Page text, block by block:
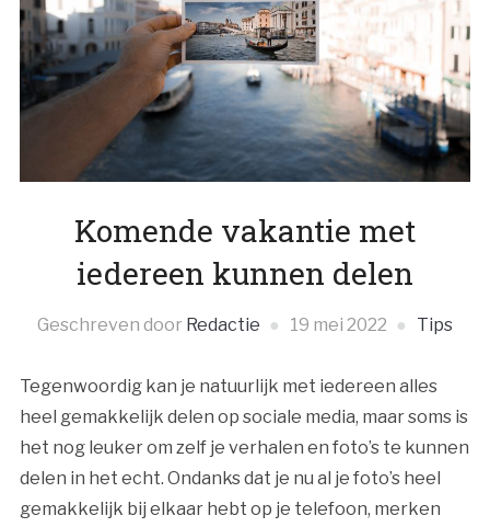
Komende vakantie met
iedereen kunnen delen
Geschreven door Redactie 19 mei 2022 Tips
Tegenwoordig kan je natuurlijk met iedereen alles
heel gemakkelijk delen op sociale media, maar soms is
het nog leuker om zelf je verhalen en foto’s te kunnen
delen in het echt. Ondanks dat je nu al je foto’s heel
gemakkelijk bij elkaar hebt op je telefoon, merken